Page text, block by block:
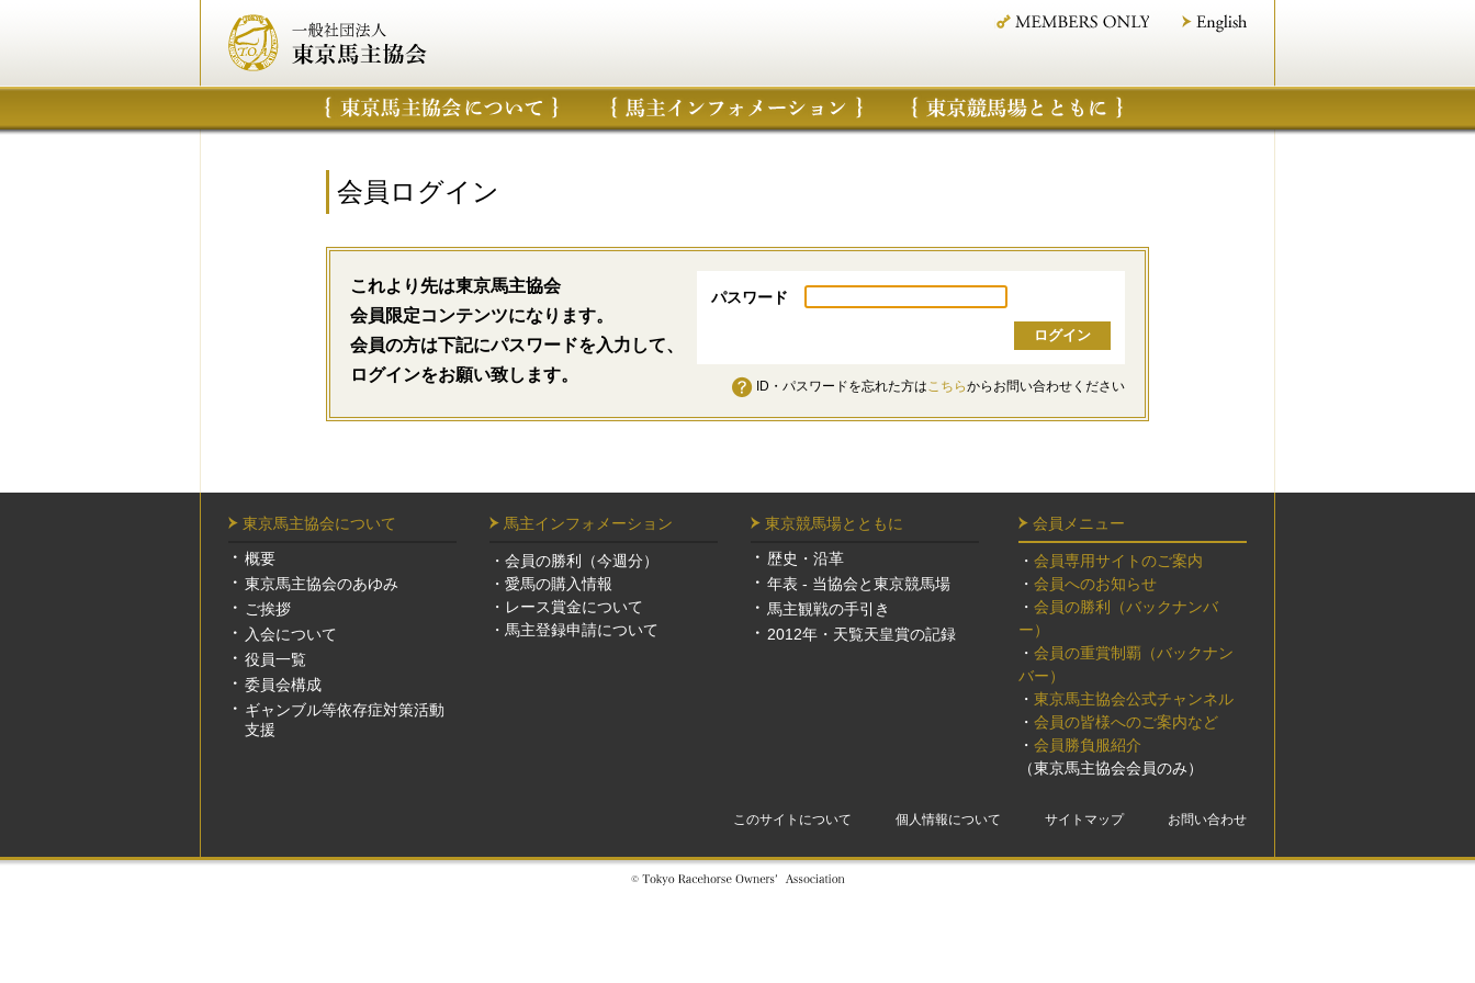
会員ログイン
これより先は東京馬主協会
会員限定コンテンツになります。
会員の方は下記にパスワードを入力して、
ログインをお願い致します。
パスワード
ID・パスワードを忘れた方はこちらからお問い合わせください
東京馬主協会について
概要
東京馬主協会のあゆみ
ご挨拶
入会について
役員一覧
委員会構成
ギャンブル等依存症対策活動
支援
馬主インフォメーション
・ 会員の勝利（今週分）
・ 愛馬の購入情報
・ レース賞金について
・ 馬主登録申請について
東京競馬場とともに
歴史・沿革
年表 - 当協会と東京競馬場
馬主観戦の手引き
2012年・天覧天皇賞の記録
会員メニュー
・ 会員専用サイトのご案内
・ 会員へのお知らせ
・ 会員の勝利（バックナンバ
ー）
・ 会員の重賞制覇（バックナン
バー）
・ 東京馬主協会公式チャンネル
・ 会員の皆様へのご案内など
・ 会員勝負服紹介
（東京馬主協会会員のみ）
このサイトについて 個人情報について サイトマップ お問い合わせ